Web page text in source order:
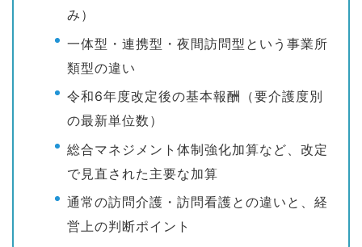
み）
一体型・連携型・夜間訪問型という事業所
類型の違い
令和6年度改定後の基本報酬（要介護度別
の最新単位数）
総合マネジメント体制強化加算など、改定
で見直された主要な加算
通常の訪問介護・訪問看護との違いと、経
営上の判断ポイント